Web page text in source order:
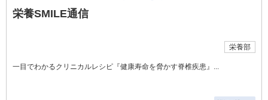
栄養SMILE通信
栄養部
一目でわかるクリニカルレシピ『健康寿命を脅かす脊椎疾患』